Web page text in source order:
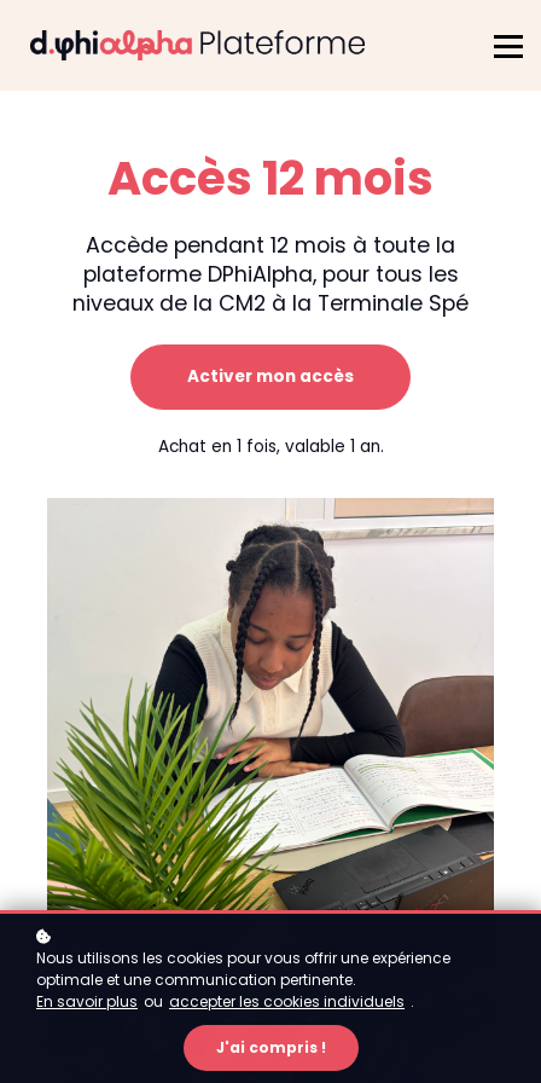
Se connecter
Accès 12 mois
Accède pendant 12 mois à toute la
plateforme DPhiAlpha, pour tous les
niveaux de la CM2 à la Terminale Spé
Activer mon accès
Achat en 1 fois, valable 1 an.
Nous utilisons les cookies pour vous offrir une expérience
optimale et une communication pertinente.
En savoir plus ou accepter les cookies individuels .
J'ai compris !